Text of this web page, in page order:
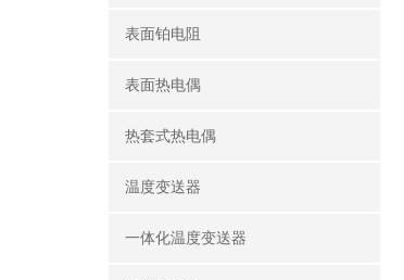
表面铂电阻
表面热电偶
热套式热电偶
温度变送器
一体化温度变送器